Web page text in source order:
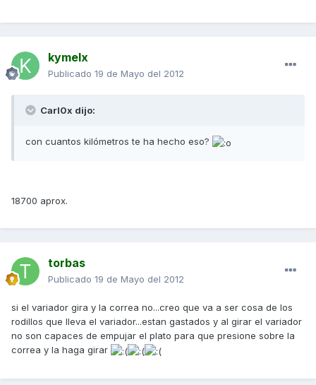
kymelx
Publicado 19 de Mayo del 2012
Carl0x dijo:
con cuantos kilómetros te ha hecho eso?
18700 aprox.
torbas
Publicado 19 de Mayo del 2012
si el variador gira y la correa no...creo que va a ser cosa de los
rodillos que lleva el variador...estan gastados y al girar el variador
no son capaces de empujar el plato para que presione sobre la
correa y la haga girar